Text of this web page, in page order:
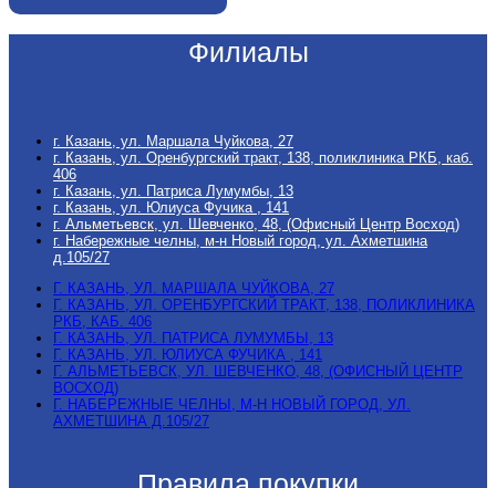
Филиалы
г. Казань, ул. Маршала Чуйкова, 27
г. Казань, ул. Оренбургский тракт, 138, поликлиника РКБ, каб.
406
г. Казань, ул. Патриса Лумумбы, 13
г. Казань, ул. Юлиуса Фучика , 141
г. Альметьевск, ул. Шевченко, 48, (Офисный Центр Восход)
г. Набережные челны, м-н Новый город, ул. Ахметшина
д.105/27
Г. КАЗАНЬ, УЛ. МАРШАЛА ЧУЙКОВА, 27
Г. КАЗАНЬ, УЛ. ОРЕНБУРГСКИЙ ТРАКТ, 138, ПОЛИКЛИНИКА
РКБ, КАБ. 406
Г. КАЗАНЬ, УЛ. ПАТРИСА ЛУМУМБЫ, 13
Г. КАЗАНЬ, УЛ. ЮЛИУСА ФУЧИКА , 141
Г. АЛЬМЕТЬЕВСК, УЛ. ШЕВЧЕНКО, 48, (ОФИСНЫЙ ЦЕНТР
ВОСХОД)
Г. НАБЕРЕЖНЫЕ ЧЕЛНЫ, М-Н НОВЫЙ ГОРОД, УЛ.
АХМЕТШИНА Д.105/27